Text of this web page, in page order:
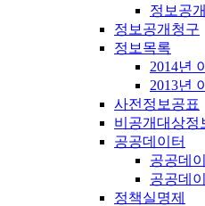
정보공
정보공개청구
정보목록
2014년
2013년
사전정보공표
비공개대상정
공공데이터
공공데
공공데
정책실명제